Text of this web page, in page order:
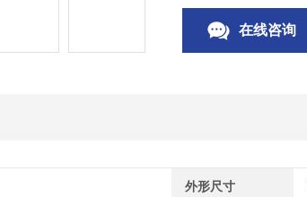
在线咨询
外形尺寸